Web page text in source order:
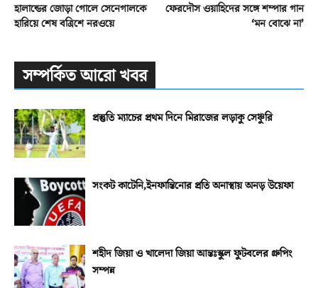
হালান্ডের জোড়া গোলে সেনেগালকে
হারিয়ে শেষ বত্রিশে নরওয়ে
ফেরদৌস ওয়াহিদের সঙ্গে শম্পার গান
‘মন বোঝে না’
সম্পর্কিত আরো খবর
প্রস্তুতি ম্যাচের প্রথম দিনে মিরাজের লড়াকু সেঞ্চুরি
সংকট কাটেনি,ইনফান্তিনোর প্রতি অনাস্থায় অনড় উয়েফা
শহীদ জিয়া ও খালেদা জিয়া আন্তঃস্কুল ফুটবলের গ্রুপিং
সম্পন্ন